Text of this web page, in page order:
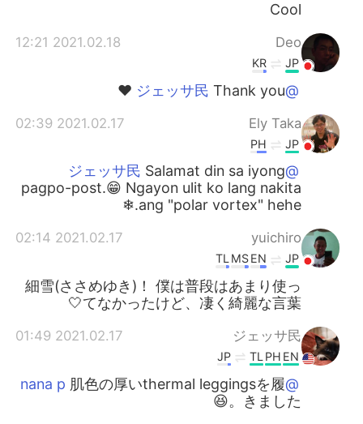
Cool
Deo
2021.02.18 12:21
JP
KR
@ジェッサ民
Thank you ❤️
Ely Taka
2021.02.17 02:39
JP
PH
@ジェッサ民
Salamat din sa iyong
pagpo-post.😁 Ngayon ulit ko lang nakita
ang "polar vortex" hehe.❄
yuichiro
2021.02.17 02:14
JP
EN
MS
TL
細雪(ささめゆき)！ 僕は普段はあまり使っ
てなかったけど、凄く綺麗な言葉🤍
ジェッサ民
2021.02.17 01:49
EN
PH
TL
JP
@nana p
肌色の厚いthermal leggingsを履
きました。😆